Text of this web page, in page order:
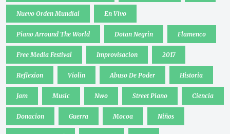
Nuevo Orden Mundial En Vivo
Piano Arround The World Dotan Negrin Flamenco
Free Media Festival Improvisacion 2017
Reflexion Violin Abuso De Poder Historia
Jam Music Nwo Street Piano Ciencia
Donacion Guerra Mocoa Niños